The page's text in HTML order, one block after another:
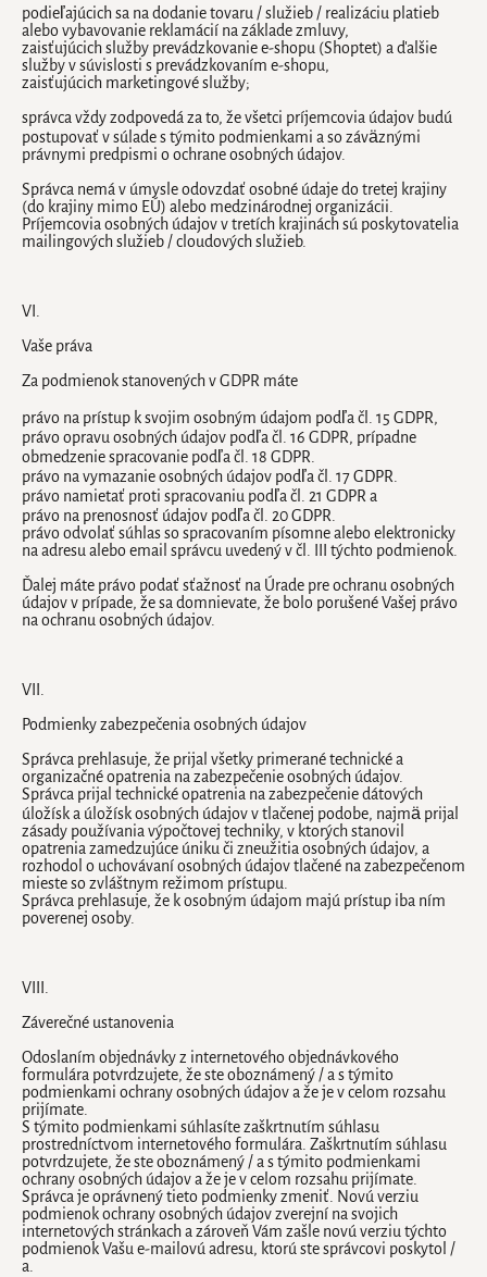
podieľajúcich sa na dodanie tovaru / služieb / realizáciu platieb
alebo vybavovanie reklamácií na základe zmluvy,
zaisťujúcich služby prevádzkovanie e-shopu (Shoptet) a ďalšie
služby v súvislosti s prevádzkovaním e-shopu,
zaisťujúcich marketingové služby;
správca vždy zodpovedá za to, že všetci príjemcovia údajov budú
postupovať v súlade s týmito podmienkami a so záväznými
právnymi predpismi o ochrane osobných údajov.
Správca nemá v úmysle odovzdať osobné údaje do tretej krajiny
(do krajiny mimo EÚ) alebo medzinárodnej organizácii.
Príjemcovia osobných údajov v tretích krajinách sú poskytovatelia
mailingových služieb / cloudových služieb.
VI.
Vaše práva
Za podmienok stanovených v GDPR máte
právo na prístup k svojim osobným údajom podľa čl. 15 GDPR,
právo opravu osobných údajov podľa čl. 16 GDPR, prípadne
obmedzenie spracovanie podľa čl. 18 GDPR.
právo na vymazanie osobných údajov podľa čl. 17 GDPR.
právo namietať proti spracovaniu podľa čl. 21 GDPR a
právo na prenosnosť údajov podľa čl. 20 GDPR.
právo odvolať súhlas so spracovaním písomne ​​alebo elektronicky
na adresu alebo email správcu uvedený v čl. III týchto podmienok.
Ďalej máte právo podať sťažnosť na Úrade pre ochranu osobných
údajov v prípade, že sa domnievate, že bolo porušené Vašej právo
na ochranu osobných údajov.
VII.
Podmienky zabezpečenia osobných údajov
Správca prehlasuje, že prijal všetky primerané technické a
organizačné opatrenia na zabezpečenie osobných údajov.
Správca prijal technické opatrenia na zabezpečenie dátových
úložísk a úložísk osobných údajov v tlačenej podobe, najmä prijal
zásady používania výpočtovej techniky, v ktorých stanovil
opatrenia zamedzujúce úniku či zneužitia osobných údajov, a
rozhodol o uchovávaní osobných údajov tlačené na zabezpečenom
mieste so zvláštnym režimom prístupu.
Správca prehlasuje, že k osobným údajom majú prístup iba ním
poverenej osoby.
VIII.
Záverečné ustanovenia
Odoslaním objednávky z internetového objednávkového
formulára potvrdzujete, že ste oboznámený / a s týmito
podmienkami ochrany osobných údajov a že je v celom rozsahu
prijímate.
S týmito podmienkami súhlasíte zaškrtnutím súhlasu
prostredníctvom internetového formulára. Zaškrtnutím súhlasu
potvrdzujete, že ste oboznámený / a s týmito podmienkami
ochrany osobných údajov a že je v celom rozsahu prijímate.
Správca je oprávnený tieto podmienky zmeniť. Novú verziu
podmienok ochrany osobných údajov zverejní na svojich
internetových stránkach a zároveň Vám zašle novú verziu týchto
podmienok Vašu e-mailovú adresu, ktorú ste správcovi poskytol /
a.